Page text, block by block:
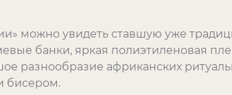
можно увидеть ставшую уже
банки, яркая полиэтиленовая
разнообразие африканских
бисером.